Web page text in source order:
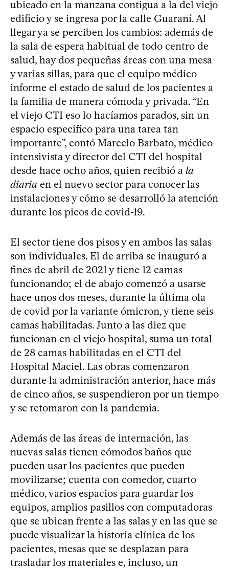
ubicado en la manzana contigua a la del viejo
edificio y se ingresa por la calle Guaraní. Al
llegar ya se perciben los cambios: además de
la sala de espera habitual de todo centro de
salud, hay dos pequeñas áreas con una mesa
y varias sillas, para que el equipo médico
informe el estado de salud de los pacientes a
la familia de manera cómoda y privada. “En
el viejo CTI eso lo hacíamos parados, sin un
espacio específico para una tarea tan
importante”, contó Marcelo Barbato, médico
intensivista y director del CTI del hospital
desde hace ocho años, quien recibió a la
diaria en el nuevo sector para conocer las
instalaciones y cómo se desarrolló la atención
durante los picos de covid-19.
El sector tiene dos pisos y en ambos las salas
son individuales. El de arriba se inauguró a
fines de abril de 2021 y tiene 12 camas
funcionando; el de abajo comenzó a usarse
hace unos dos meses, durante la última ola
de covid por la variante ómicron, y tiene seis
camas habilitadas. Junto a las diez que
funcionan en el viejo hospital, suma un total
de 28 camas habilitadas en el CTI del
Hospital Maciel. Las obras comenzaron
durante la administración anterior, hace más
de cinco años, se suspendieron por un tiempo
y se retomaron con la pandemia.
Además de las áreas de internación, las
nuevas salas tienen cómodos baños que
pueden usar los pacientes que pueden
movilizarse; cuenta con comedor, cuarto
médico, varios espacios para guardar los
equipos, amplios pasillos con computadoras
que se ubican frente a las salas y en las que se
puede visualizar la historia clínica de los
pacientes, mesas que se desplazan para
trasladar los materiales e, incluso, un